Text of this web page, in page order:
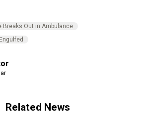
Breaks Out in Ambulance
Related News